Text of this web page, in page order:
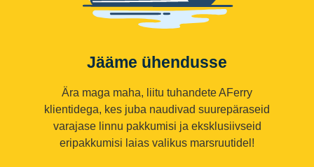
Jääme ühendusse
Ära maga maha, liitu tuhandete AFerry
klientidega, kes juba naudivad suurepäraseid
varajase linnu pakkumisi ja eksklusiivseid
eripakkumisi laias valikus marsruutidel!